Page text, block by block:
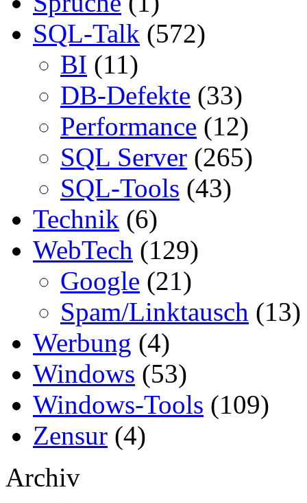
SQL-Talk (572)
BI (11)
DB-Defekte (33)
Performance (12)
SQL Server (265)
SQL-Tools (43)
Technik (6)
WebTech (129)
Google (21)
Spam/Linktausch (13)
Werbung (4)
Windows (53)
Windows-Tools (109)
Zensur (4)
Archiv